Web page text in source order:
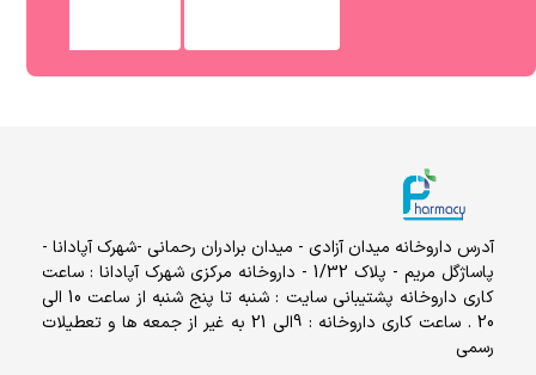
آدرس داروخانه میدان آزادی - میدان برادران رحمانی -شهرک آپادانا -
پاساژگل مریم - پلاک 1/32 - داروخانه مرکزی شهرک آپادانا : ساعت
کاری داروخانه پشتیبانی سایت : شنبه تا پنج شنبه از ساعت 10 الی
20 . ساعت کاری داروخانه : 9الی 21 به غیر از جمعه ها و تعطیلات
رسمی